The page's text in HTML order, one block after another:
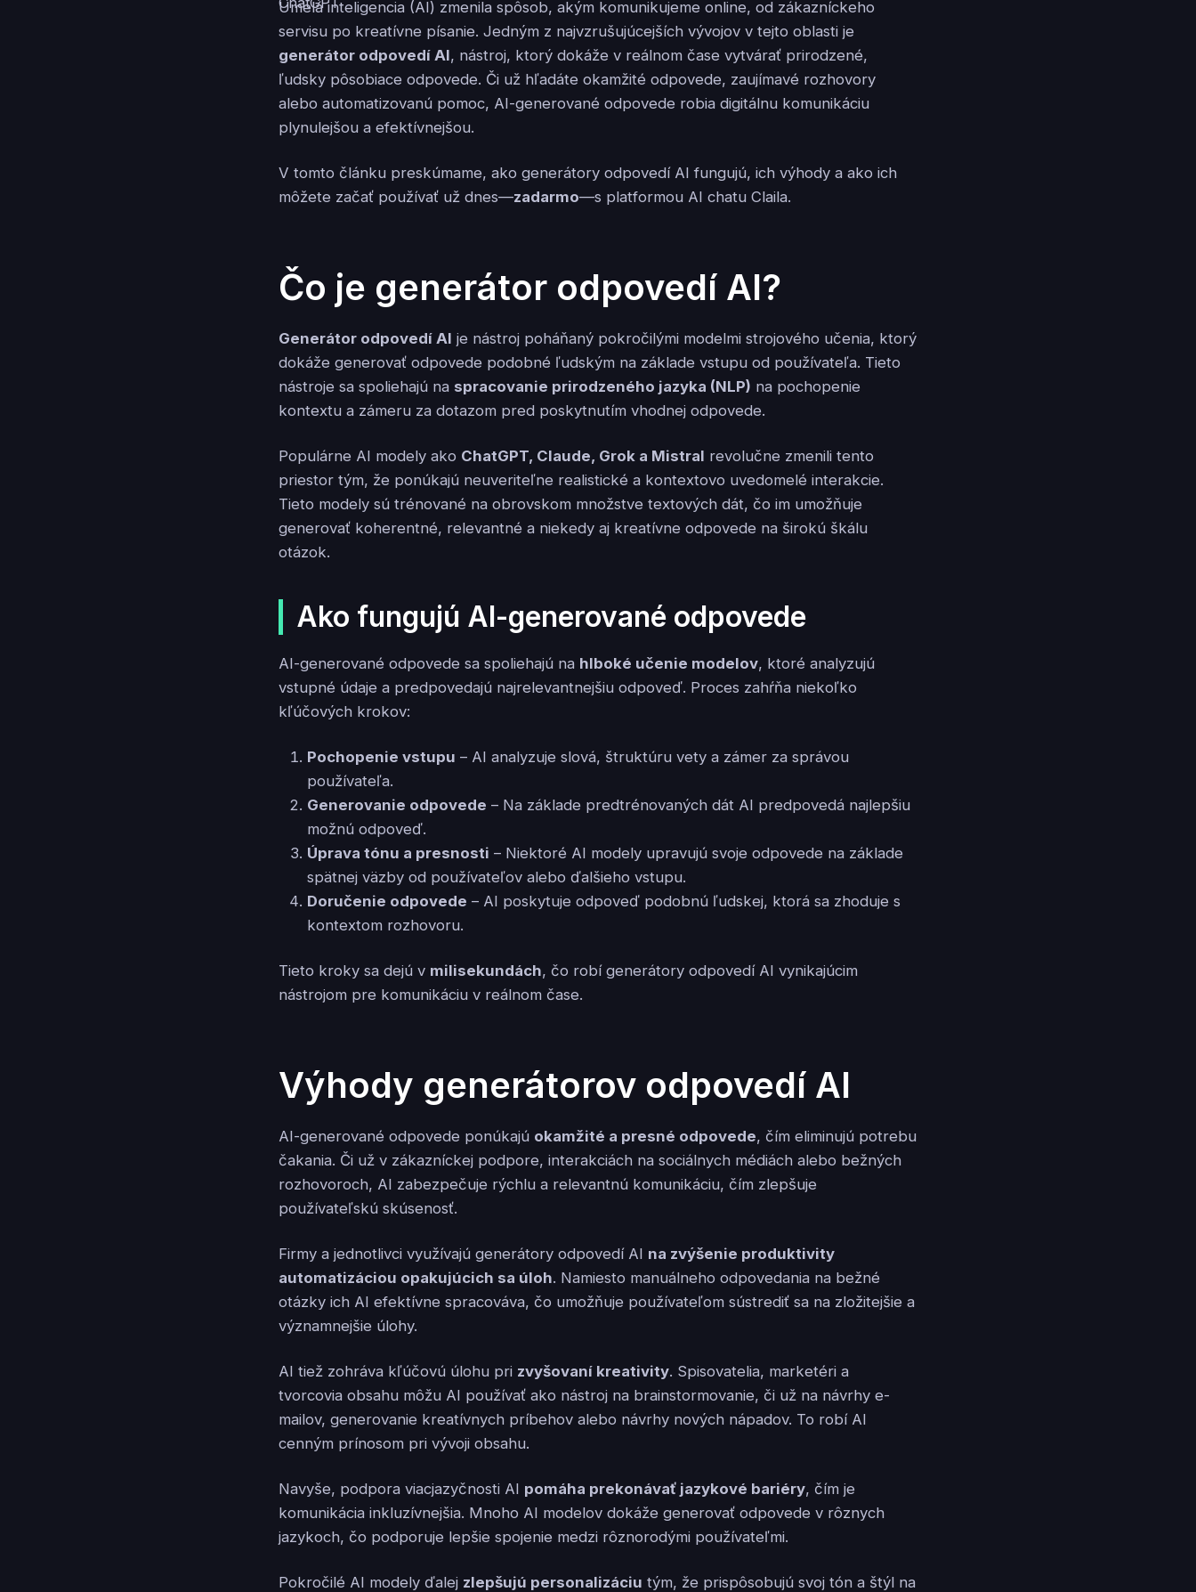
Umelá inteligencia (AI) zmenila spôsob, akým komunikujeme online, od zákazníckeho
servisu po kreatívne písanie. Jedným z najvzrušujúcejších vývojov v tejto oblasti je
generátor odpovedí AI, nástroj, ktorý dokáže v reálnom čase vytvárať prirodzené,
ľudsky pôsobiace odpovede. Či už hľadáte okamžité odpovede, zaujímavé rozhovory
alebo automatizovanú pomoc, AI-generované odpovede robia digitálnu komunikáciu
plynulejšou a efektívnejšou.
V tomto článku preskúmame, ako generátory odpovedí AI fungujú, ich výhody a ako ich
môžete začať používať už dnes—zadarmo—s platformou AI chatu Claila.
Čo je generátor odpovedí AI?
Generátor odpovedí AI je nástroj poháňaný pokročilými modelmi strojového učenia, ktorý
dokáže generovať odpovede podobné ľudským na základe vstupu od používateľa. Tieto
nástroje sa spoliehajú na spracovanie prirodzeného jazyka (NLP) na pochopenie
kontextu a zámeru za dotazom pred poskytnutím vhodnej odpovede.
Populárne AI modely ako ChatGPT, Claude, Grok a Mistral revolučne zmenili tento
priestor tým, že ponúkajú neuveriteľne realistické a kontextovo uvedomelé interakcie.
Tieto modely sú trénované na obrovskom množstve textových dát, čo im umožňuje
generovať koherentné, relevantné a niekedy aj kreatívne odpovede na širokú škálu
otázok.
Ako fungujú AI-generované odpovede
AI-generované odpovede sa spoliehajú na hlboké učenie modelov, ktoré analyzujú
vstupné údaje a predpovedajú najrelevantnejšiu odpoveď. Proces zahŕňa niekoľko
kľúčových krokov:
Pochopenie vstupu – AI analyzuje slová, štruktúru vety a zámer za správou
používateľa.
Generovanie odpovede – Na základe predtrénovaných dát AI predpovedá najlepšiu
možnú odpoveď.
Úprava tónu a presnosti – Niektoré AI modely upravujú svoje odpovede na základe
spätnej väzby od používateľov alebo ďalšieho vstupu.
Doručenie odpovede – AI poskytuje odpoveď podobnú ľudskej, ktorá sa zhoduje s
kontextom rozhovoru.
Tieto kroky sa dejú v milisekundách, čo robí generátory odpovedí AI vynikajúcim
nástrojom pre komunikáciu v reálnom čase.
Výhody generátorov odpovedí AI
AI-generované odpovede ponúkajú okamžité a presné odpovede, čím eliminujú potrebu
čakania. Či už v zákazníckej podpore, interakciách na sociálnych médiách alebo bežných
rozhovoroch, AI zabezpečuje rýchlu a relevantnú komunikáciu, čím zlepšuje
používateľskú skúsenosť.
Firmy a jednotlivci využívajú generátory odpovedí AI na zvýšenie produktivity
automatizáciou opakujúcich sa úloh. Namiesto manuálneho odpovedania na bežné
otázky ich AI efektívne spracováva, čo umožňuje používateľom sústrediť sa na zložitejšie a
významnejšie úlohy.
AI tiež zohráva kľúčovú úlohu pri zvyšovaní kreativity. Spisovatelia, marketéri a
tvorcovia obsahu môžu AI používať ako nástroj na brainstormovanie, či už na návrhy e-
mailov, generovanie kreatívnych príbehov alebo návrhy nových nápadov. To robí AI
cenným prínosom pri vývoji obsahu.
Navyše, podpora viacjazyčnosti AI pomáha prekonávať jazykové bariéry, čím je
komunikácia inkluzívnejšia. Mnoho AI modelov dokáže generovať odpovede v rôznych
jazykoch, čo podporuje lepšie spojenie medzi rôznorodými používateľmi.
Pokročilé AI modely ďalej zlepšujú personalizáciu tým, že prispôsobujú svoj tón a štýl na